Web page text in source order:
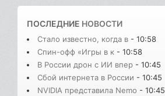
ПОСЛЕДНИЕ НОВОСТИ
Стало известно, когда в - 10:58
Спин-офф «Игры в к - 10:58
В России дрон с ИИ впер - 10:45
Сбой интернета в России - 10:45
NVIDIA представила Nemo - 10:45